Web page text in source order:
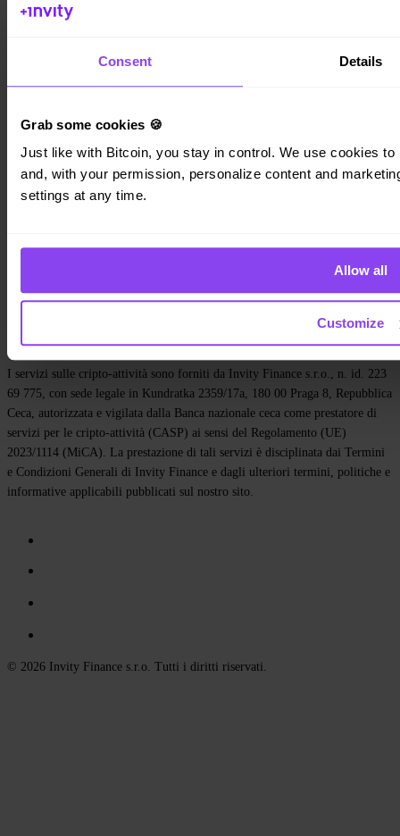
Consent Details
Grab some cookies 🍪
Just like with Bitcoin, you stay in control. We use cookies
and, with your permission, personalize content and
settings at any time.
Allow all
Customize
Invity
Private
Company
Chi siamo
Media
Contatti
Informativa cookie
Impostazioni cookie
I servizi sulle cripto-attività sono forniti da Invity Finance s.r.o., n. id. 223
69 775, con sede legale in Kundratka 2359/17a, 180 00 Praga 8, Repubblica
Ceca, autorizzata e vigilata dalla Banca nazionale ceca come prestatore di
servizi per le cripto-attività (CASP) ai sensi del Regolamento (UE)
2023/1114 (MiCA). La prestazione di tali servizi è disciplinata dai Termini
e Condizioni Generali di Invity Finance e dagli ulteriori termini, politiche e
informative applicabili pubblicati sul nostro sito.
© 2026 Invity Finance s.r.o. Tutti i diritti riservati.